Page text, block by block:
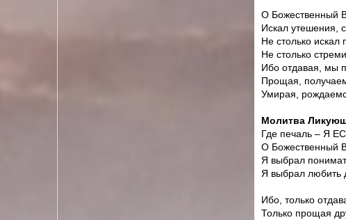
О Божественный
Искал утешения,
Не столько
Не столько
Ибо отдавая, мы
Прощая,
Умирая,
Молитва
Где печаль – Я
О Божественный
Я выбрал
Я выбрал любить
Ибо, только
Только прощая